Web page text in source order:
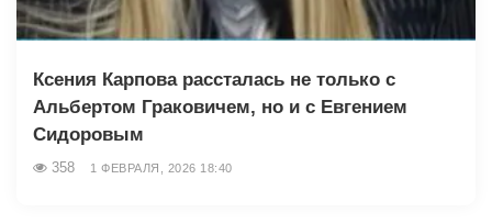
Ксения Карпова рассталась не только с
Альбертом Граковичем, но и с Евгением
Сидоровым
358 1 ФЕВРАЛЯ, 2026 18:40